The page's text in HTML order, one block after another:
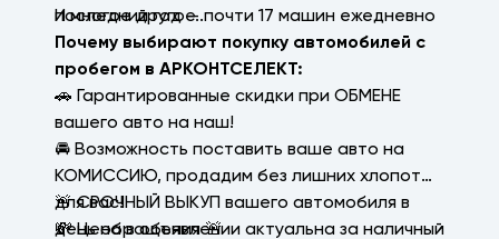
И многое другое..
последний год — почти 17 машин ежедневно
Почему выбирают покупку автомобилей с
пробегом в АРКОНТСЕЛЕКТ:
🚗 Гарантированные скидки при ОБМЕНЕ
вашего авто на наш!
🚘 Возможность поставить ваше авто на
КОМИССИЮ, продадим без лишних хлопот
для вас!
💸 Цена в объявлении актуальна за наличный
🚨 СРОЧНЫЙ ВЫКУП вашего автомобиля в
день обращения 🚨